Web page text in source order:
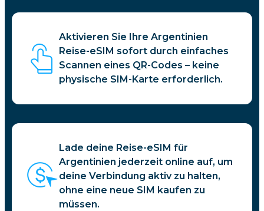
Aktivieren Sie Ihre Argentinien
Reise-eSIM sofort durch einfaches
Scannen eines QR-Codes – keine
physische SIM-Karte erforderlich.
Lade deine Reise-eSIM für
Argentinien jederzeit online auf, um
deine Verbindung aktiv zu halten,
ohne eine neue SIM kaufen zu
müssen.